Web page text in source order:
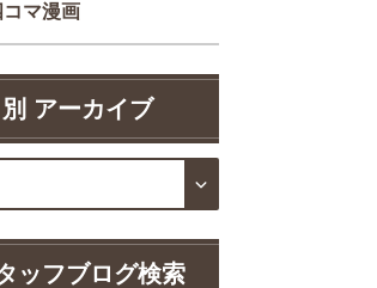
マ漫画
アーカイブ
ッフブログ検索